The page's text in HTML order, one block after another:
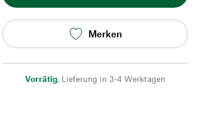
Merken
Vorrätig, Lieferung in 3-4 Werktagen